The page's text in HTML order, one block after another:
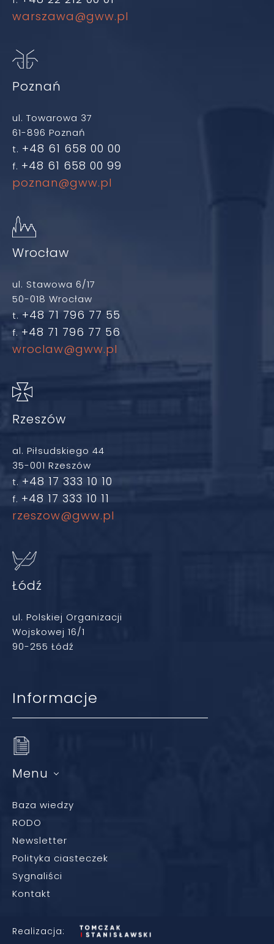
warszawa@gww.pl
Poznań
ul. Towarowa 37
61-896 Poznań
t. +48 61 658 00 00
f. +48 61 658 00 99
poznan@gww.pl
Wrocław
ul. Stawowa 6/17
50-018 Wrocław
t. +48 71 796 77 55
f. +48 71 796 77 56
wroclaw@gww.pl
Rzeszów
al. Piłsudskiego 44
35-001 Rzeszów
t. +48 17 333 10 10
f. +48 17 333 10 11
rzeszow@gww.pl
Łódź
ul. Polskiej Organizacji
Wojskowej 16/1
90-255 Łódź
Informacje
Menu
Baza wiedzy
RODO
Newsletter
Polityka ciasteczek
Sygnaliści
Kontakt
Realizacja: